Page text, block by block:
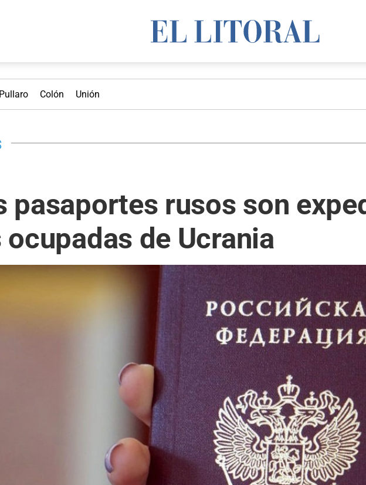
Colón Unión
pasaportes rusos son
de Ucrania